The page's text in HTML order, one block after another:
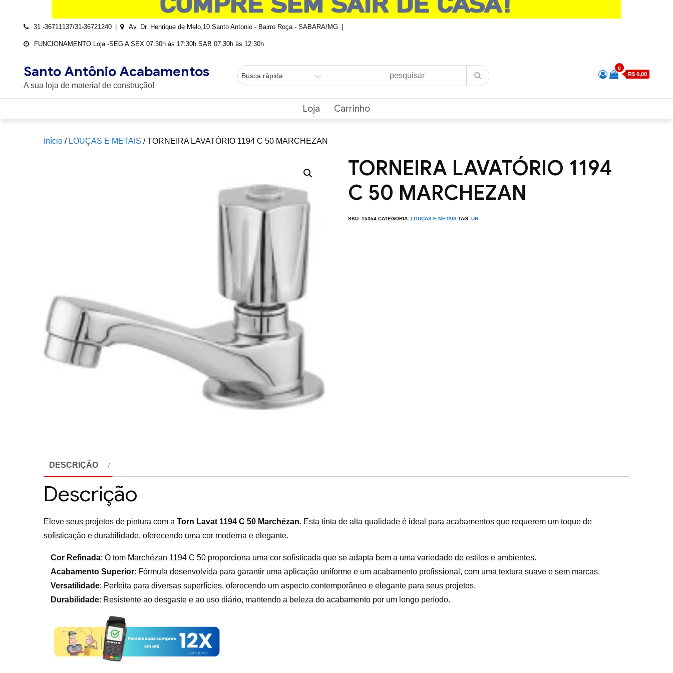
31 -36711137/31-36721240 Av. Dr. Henrique de Melo,10 Santo Antonio - Bairro Roça - SABARA/MG
FUNCIONAMENTO Loja -SEG A SEX 07:30h às 17:30h SAB 07:30h às 12:30h
Santo Antônio Acabamentos
A sua loja de material de construção!
0
R$ 0,00
Loja Carrinho
Início / LOUÇAS E METAIS / TORNEIRA LAVATÓRIO 1194 C 50 MARCHEZAN
TORNEIRA LAVATÓRIO 1194
C 50 MARCHEZAN
SKU:15354 CATEGORIA:LOUÇAS E METAIS TAG:UN
DESCRIÇÃO
Descrição
Eleve seus projetos de pintura com a Torn Lavat 1194 C 50 Marchézan. Esta tinta de alta qualidade é ideal para acabamentos que requerem um toque de
sofisticação e durabilidade, oferecendo uma cor moderna e elegante.
Cor Refinada: O tom Marchézan 1194 C 50 proporciona uma cor sofisticada que se adapta bem a uma variedade de estilos e ambientes.
Acabamento Superior: Fórmula desenvolvida para garantir uma aplicação uniforme e um acabamento profissional, com uma textura suave e sem marcas.
Versatilidade: Perfeita para diversas superfícies, oferecendo um aspecto contemporâneo e elegante para seus projetos.
Durabilidade: Resistente ao desgaste e ao uso diário, mantendo a beleza do acabamento por um longo período.